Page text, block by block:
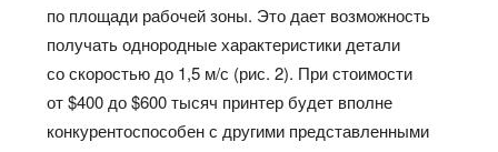
по площади рабочей зоны. Это дает возможность
получать однородные характеристики детали
со скоростью до 1,5 м/с (рис. 2). При стоимости
от $400 до $600 тысяч принтер будет вполне
конкурентоспособен с другими представленными